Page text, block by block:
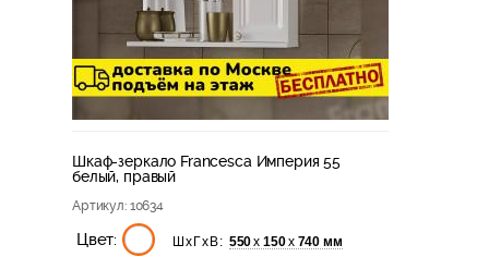
Шкаф-зеркало Francesca Империя 55
белый, правый
Артикул: 10634
Цвет: ШхГхВ: 550х 150х 740 мм